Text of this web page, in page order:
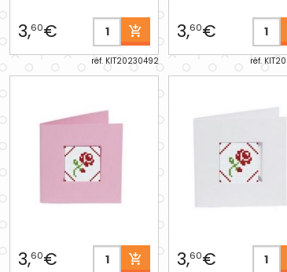
3,60€
réf. KIT20230492
3,60€
réf.
3,60€ 3,60€